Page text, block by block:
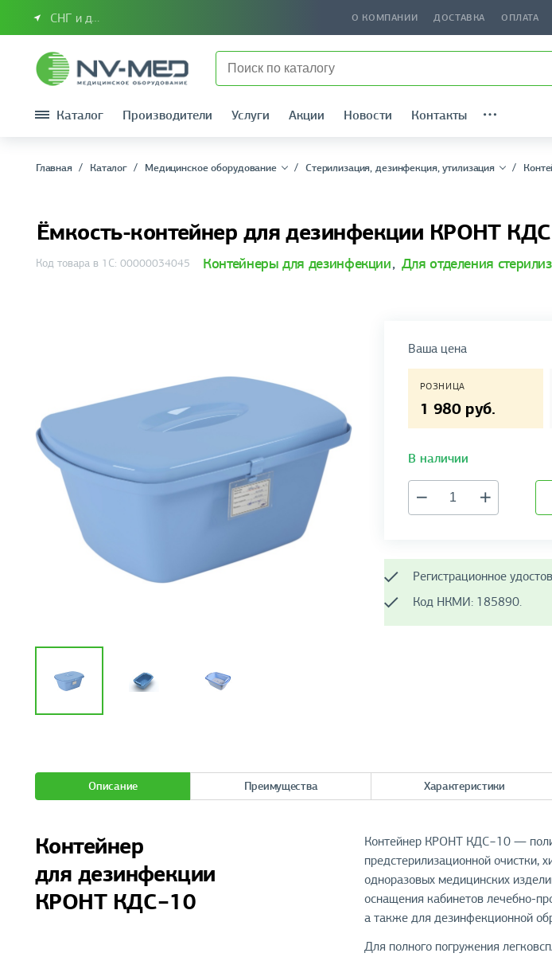
СНГ и другие страны О КОМПАНИИ ДОСТАВКА ОПЛАТА
Каталог Производители Услуги Акции Новости Контакты
Главная Каталог Медицинское оборудование Стерилизация, дезинфекция, утилизация
Ёмкость-контейнер для дезинфекции КРОНТ
Код товара в 1С: 00000034045 Контейнеры для дезинфекции, Для отделения
Ваша цена
РОЗНИЦА
1 980 руб.
В наличии
Регистрационное
Код НКМИ: 185890.
Описание Преимущества Характеристики
Контейнер
для дезинфекции
КРОНТ КДС−10
Контейнер КРОНТ КДС−10 —
предстерилизационной очистки,
одноразовых медицинских
оснащения кабинетов лечебно-
а также для дезинфекционной
Для полного погружения